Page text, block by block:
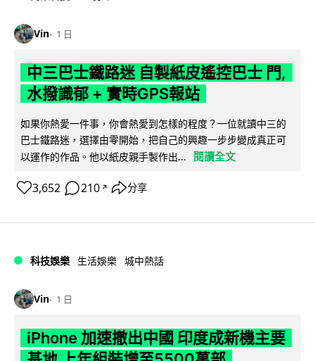
Vin 1 日
中三巴士鐵路迷 自製紙皮遙控巴士 門,
水撥識郁 + 實時GPS報站
如果你熱愛一件事，你會熱愛到怎樣的程度？一位就讀中三的
巴士鐵路迷，選擇由零開始，把自己的興趣一步步變成真正可
以運作的作品。他以紙皮親手製作出...
閱讀全文
3,652 210 ↗ 分享
科技娛樂 生活娛樂 城中熱話
Vin 1 日
iPhone 加速撤出中國 印度成新機主要